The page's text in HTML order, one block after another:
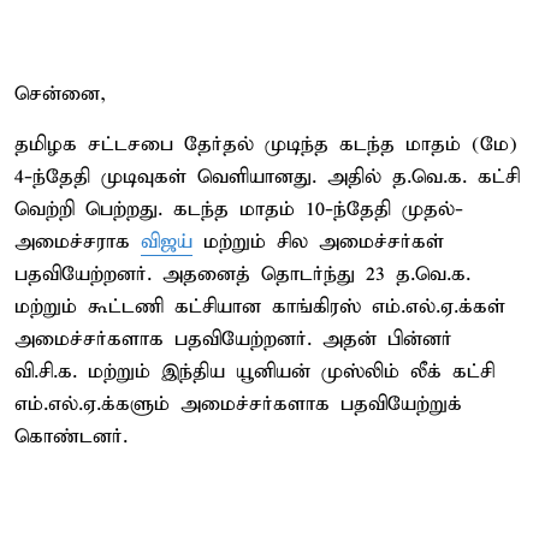
சென்னை,
தமிழக சட்டசபை தேர்தல் முடிந்த கடந்த மாதம் (மே)
4-ந்தேதி முடிவுகள் வெளியானது. அதில் த.வெ.க. கட்சி
வெற்றி பெற்றது. கடந்த மாதம் 10-ந்தேதி முதல்-
அமைச்சராக விஜய் மற்றும் சில அமைச்சர்கள்
பதவியேற்றனர். அதனைத் தொடர்ந்து 23 த.வெ.க.
மற்றும் கூட்டணி கட்சியான காங்கிரஸ் எம்.எல்.ஏ.க்கள்
அமைச்சர்களாக பதவியேற்றனர். அதன் பின்னர்
வி.சி.க. மற்றும் இந்திய யூனியன் முஸ்லிம் லீக் கட்சி
எம்.எல்.ஏ.க்களும் அமைச்சர்களாக பதவியேற்றுக்
கொண்டனர்.